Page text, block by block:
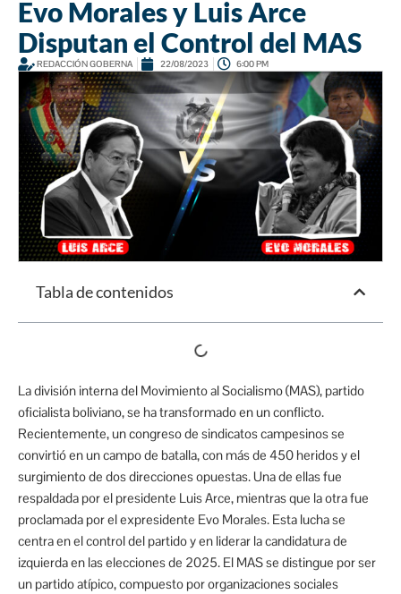
Evo Morales y Luis Arce
Disputan el Control del MAS
REDACCIÓN GOBERNA 22/08/2023 6:00 PM
Tabla de contenidos
La división interna del Movimiento al Socialismo (MAS), partido
oficialista boliviano, se ha transformado en un conflicto.
Recientemente, un congreso de sindicatos campesinos se
convirtió en un campo de batalla, con más de 450 heridos y el
surgimiento de dos direcciones opuestas. Una de ellas fue
respaldada por el presidente Luis Arce, mientras que la otra fue
proclamada por el expresidente Evo Morales. Esta lucha se
centra en el control del partido y en liderar la candidatura de
izquierda en las elecciones de 2025. El MAS se distingue por ser
un partido atípico, compuesto por organizaciones sociales